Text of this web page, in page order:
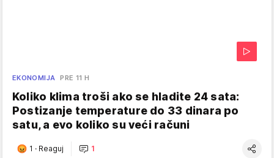
EKONOMIJA PRE 11 H
Koliko klima troši ako se hladite 24 sata:
Postizanje temperature do 33 dinara po
satu, a evo koliko su veći računi
1 · Reaguj 1